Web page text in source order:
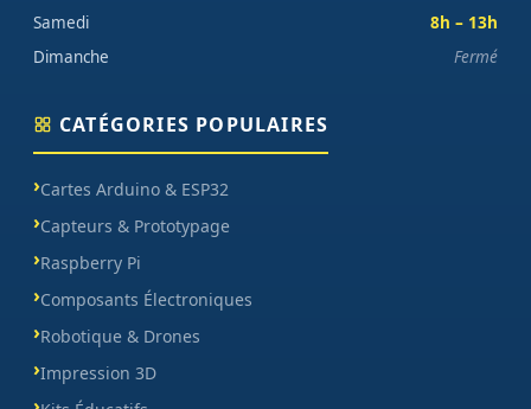
Samedi
8h – 13h
Dimanche
Fermé
CATÉGORIES POPULAIRES
Cartes Arduino & ESP32
Capteurs & Prototypage
Raspberry Pi
Composants Électroniques
Robotique & Drones
Impression 3D